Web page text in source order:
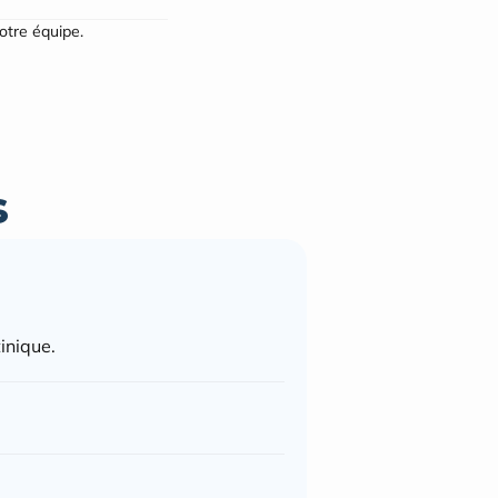
équipe.